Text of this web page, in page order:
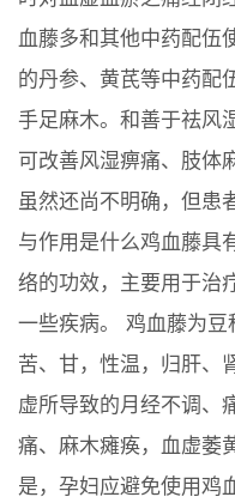
血藤多和其他中药配伍
的丹参、黄芪等中药配
手足麻木。和善于祛风
可改善风湿痹痛、肢体
虽然还尚不明确，但患
与作用是什么鸡血藤具
络的功效，主要用于治
一些疾病。 鸡血藤为
苦、甘，性温，归肝、
虚所导致的月经不调、
痛、麻木瘫痪，血虚萎
是，孕妇应避免使用鸡